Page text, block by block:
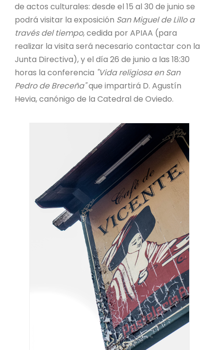
de actos culturales: desde el 15 al 30 de junio se
podrá visitar la exposición San Miguel de Lillo a
través del tiempo, cedida por APIAA (para
realizar la visita será necesario contactar con la
Junta Directiva), y el día 26 de junio a las 18:30
horas la conferencia "Vida religiosa en San
Pedro de Breceña"que impartirá D. Agustín
Hevia, canónigo de la Catedral de Oviedo.